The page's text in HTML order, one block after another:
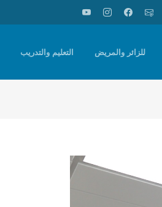
للزائر والمريض التعليم والتدريب